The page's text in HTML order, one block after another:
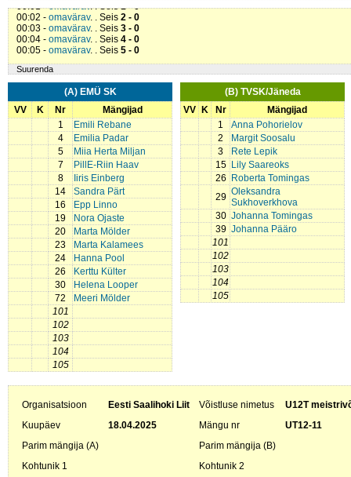
00:01 -omavärav. . Seis1 - 0
00:02 - omavärav. . Seis 2 - 0
00:03 - omavärav. . Seis 3 - 0
00:04 - omavärav. . Seis 4 - 0
00:05 - omavärav. . Seis 5 - 0
Suurenda
(A) EMÜ SK
VV
K Nr
Mängijad
1
Emili Rebane
4
Emilia Padar
5
Miia Herta Miljan
7
PillE-Riin Haav
8
Iiris Einberg
14
Sandra Pärt
16
Epp Linno
19
Nora Ojaste
20
Marta Mölder
23
Marta Kalamees
24
Hanna Pool
26
Kerttu Külter
30
Helena Looper
72
Meeri Mölder
101
102
103
104
105
(B) TVSK/Jäneda
VV
K Nr
Mängijad
1
Anna Pohorielov
2
Margit Soosalu
3
Rete Lepik
15
Lily Saareoks
26
Roberta Tomingas
29 Oleksandra
Sukhoverkhova
30 Johanna Tomingas
39 Johanna Pääro
101
102
103
104
105
Organisatsioon Eesti Saalihoki Liit Võistluse nimetus
U12T
Kuupäev
18.04.2025 Mängu nr
UT12-11
Parim mängija (A)
Parim mängija (B)
Kohtunik 1
Kohtunik 2